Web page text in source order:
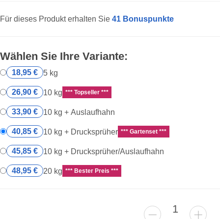
Für dieses Produkt erhalten Sie 41 Bonuspunkte
Wählen Sie Ihre Variante:
18,95 € 5 kg
26,90 € 10 kg *** Topseller ***
33,90 € 10 kg + Auslaufhahn
40,85 € 10 kg + Drucksprüher *** Gartenset ***
45,85 € 10 kg + Drucksprüher/Auslaufhahn
48,95 € 20 kg *** Bester Preis ***